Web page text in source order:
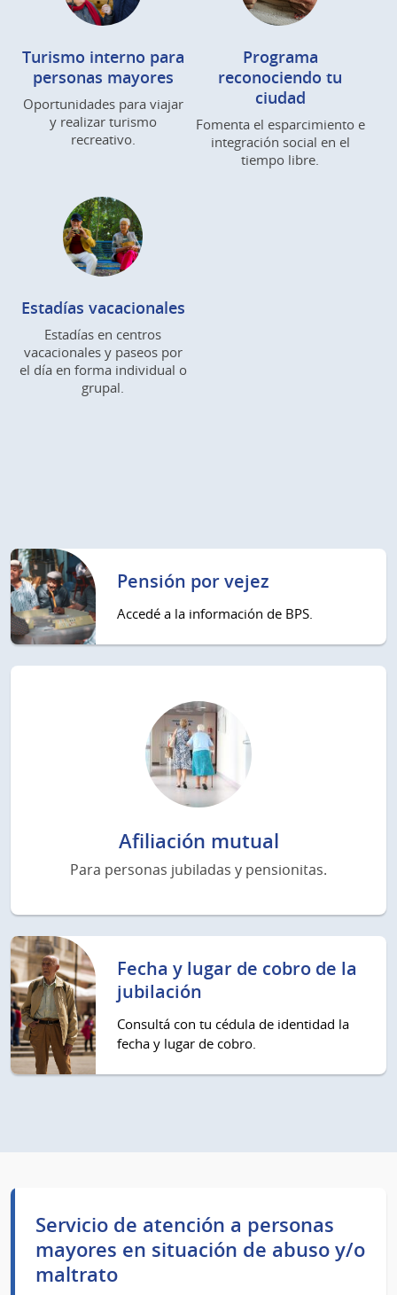
Turismo interno para
personas mayores
Oportunidades para viajar
y realizar turismo
recreativo.
Programa
reconociendo tu
ciudad
Fomenta el esparcimiento e
integración social en el
tiempo libre.
Estadías vacacionales
Estadías en centros
vacacionales y paseos por
el día en forma individual o
grupal.
Pensión por vejez
Accedé a la información de BPS.
Afiliación mutual
Para personas jubiladas y pensionitas.
Fecha y lugar de cobro de la
jubilación
Consultá con tu cédula de identidad la
fecha y lugar de cobro.
Servicio de atención a personas
mayores en situación de abuso y/o
maltrato